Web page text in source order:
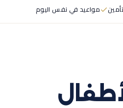
مواعيد في نفس اليوم